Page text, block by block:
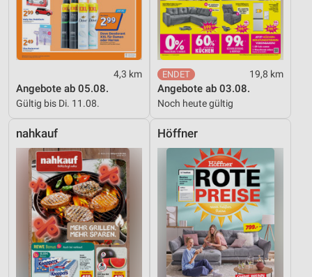
4,3 km
Angebote ab 05.08.
Gültig bis Di. 11.08.
19,8 km
Angebote ab 03.08.
Noch heute gültig
nahkauf Höffner